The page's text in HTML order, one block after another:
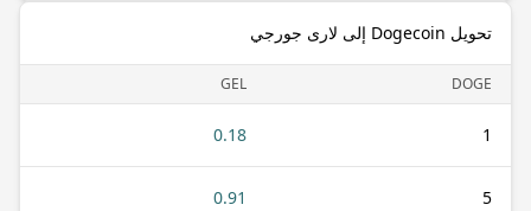
تحويل Dogecoin إلى لارى جورجي
DOGE
GEL
1
0.18
5
0.91